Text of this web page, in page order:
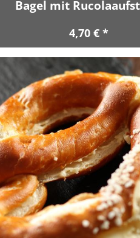
Bagel mit
4,70 € *